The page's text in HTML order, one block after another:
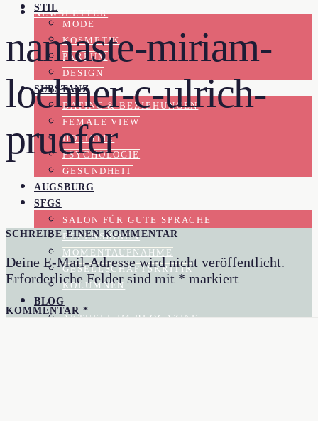
NEWSLETTER
STIL
MODE
KOSMETIK
PARFUM
DESIGN
SUBSTANZ
DATING & BEZIEHUNGEN
FEMALE VIEW
HOLISTIK
PSYCHOLOGIE
GESUNDHEIT
AUGSBURG
SFGS
SALON FÜR GUTE SPRACHE
REZENSIONEN
MOMENTAUFNAHME
GESELLSCHAFTSKRITIK
KOLUMNEN
BLOG
AKTUELL IM BLOGAZINE
namaste-miriam-
lochner-c-ulrich-
pruefer
SCHREIBE EINEN KOMMENTAR
Deine E-Mail-Adresse wird nicht veröffentlicht.
Erforderliche Felder sind mit*markiert
KOMMENTAR*